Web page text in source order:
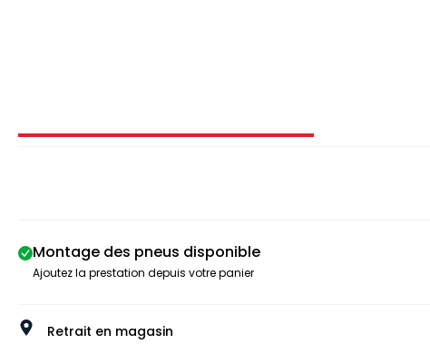
Image 1 sur 3
Montage des pneus disponible
Ajoutez la prestation depuis votre panier
Retrait en magasin